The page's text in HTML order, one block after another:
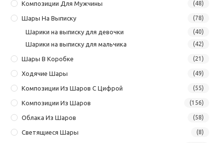
Композиции Для Мужчины (48)
Шары На Выписку (78)
Шарики на выписку для девочки (40)
Шарики на выписку для мальчика (42)
Шары В Коробке (21)
Ходячие Шары (49)
Композиции Из Шаров С Цифрой (55)
Композиции Из Шаров (156)
Облака Из Шаров (58)
Светящиеся Шары (8)